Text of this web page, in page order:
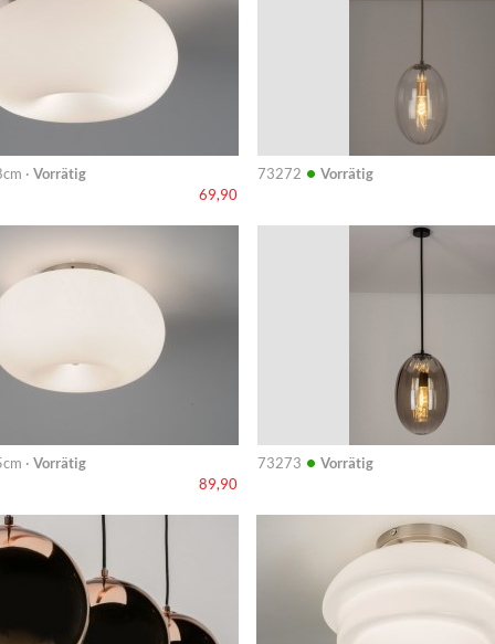
· Vorrätig
69,90
73272 • Vorrätig
· Vorrätig
89,90
73273 • Vorrätig
Info
Info